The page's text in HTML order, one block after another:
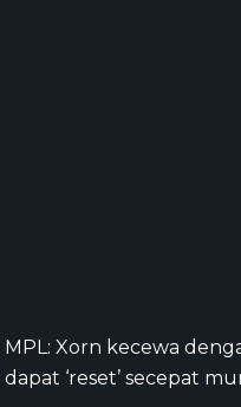
MPL: Xorn kecewa
dapat ‘reset’ secepat